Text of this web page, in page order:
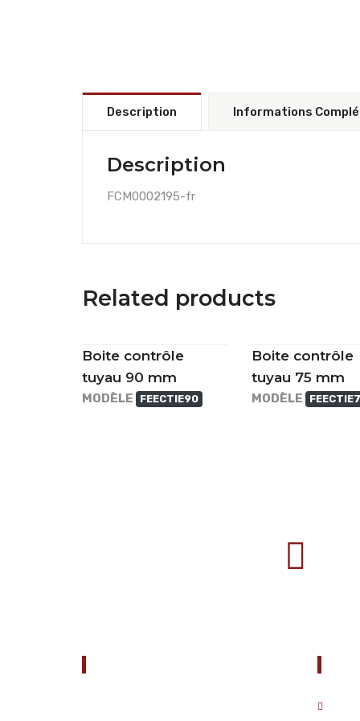
Description Informations
Description
FCM0002195-fr
Related products
Boite contrôle
tuyau 90 mm
MODÈLE FEECTIE90
Boite contrôle
tuyau 75 mm
MODÈLE